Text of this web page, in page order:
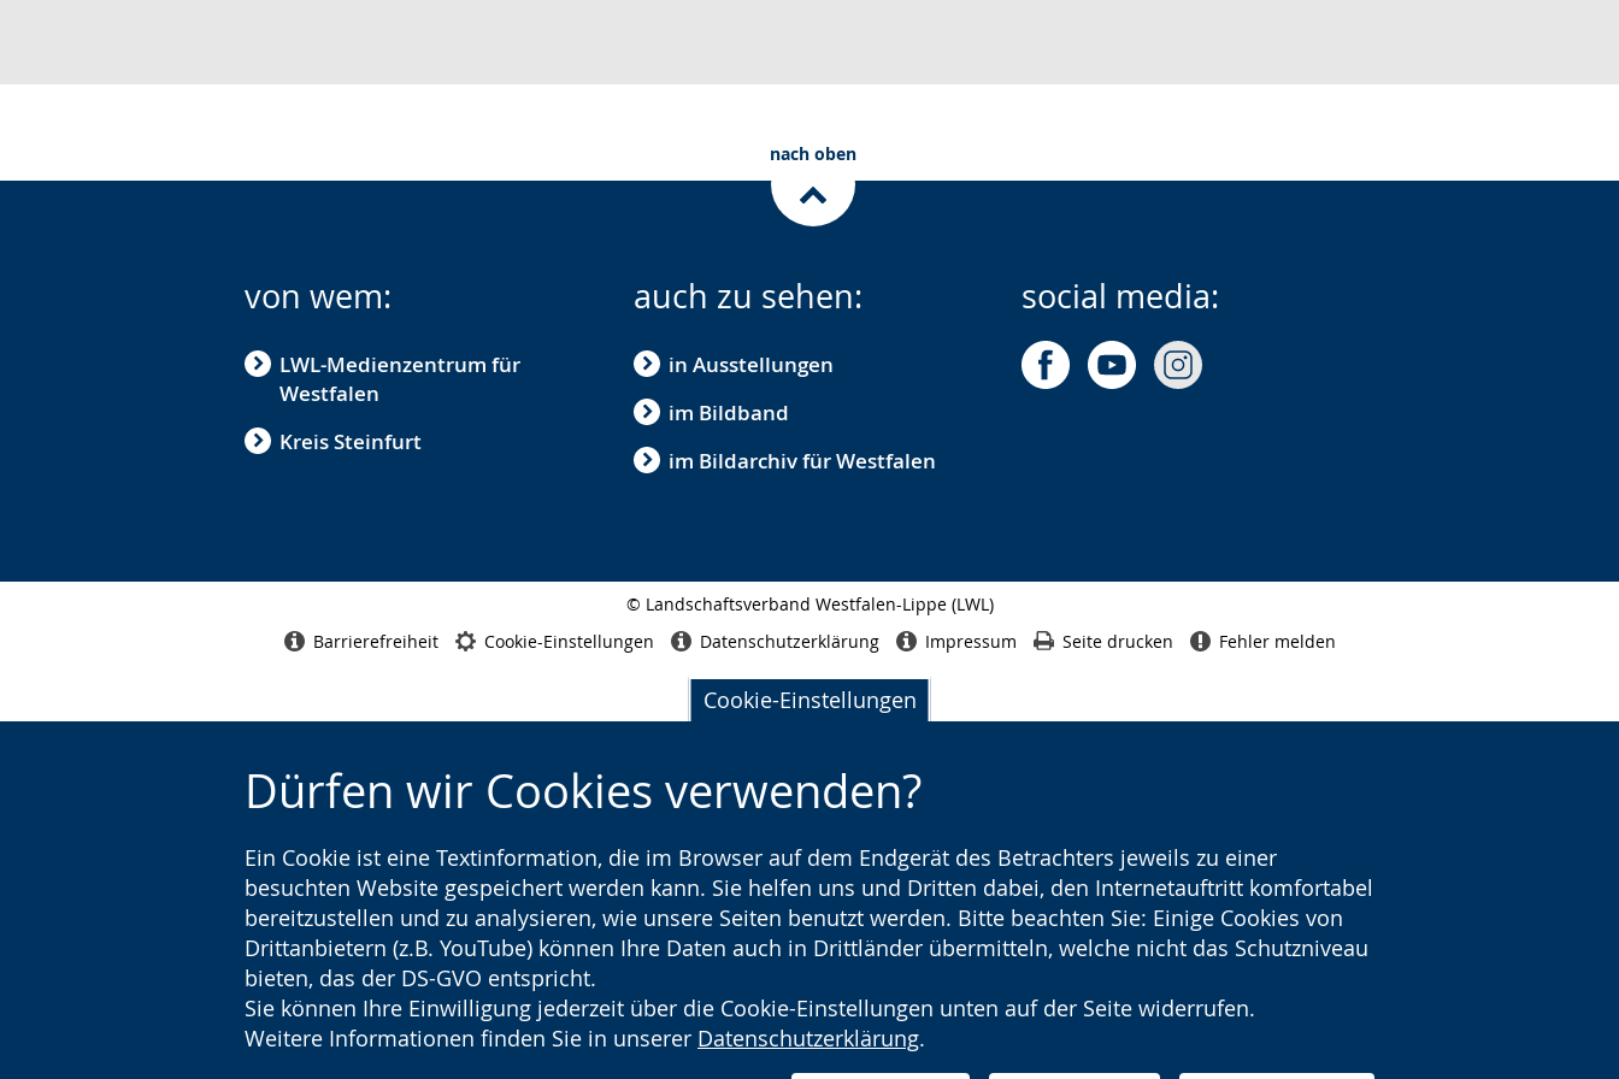
Cookie-Einstellungen
Dürfen wir Cookies verwenden?
Ein Cookie ist eine Textinformation, die im Browser auf dem Endgerät des Betrachters jeweils zu einer
besuchten Website gespeichert werden kann. Sie helfen uns und Dritten dabei, den Internetauftritt komfortabel
bereitzustellen und zu analysieren, wie unsere Seiten benutzt werden. Bitte beachten Sie: Einige Cookies von
Drittanbietern (z.B. YouTube) können Ihre Daten auch in Drittländer übermitteln, welche nicht das Schutzniveau
bieten, das der DS-GVO entspricht.
Sie können Ihre Einwilligung jederzeit über die Cookie-Einstellungen unten auf der Seite widerrufen.
Weitere Informationen finden Sie in unserer Datenschutzerklärung.
nach oben
von wem:
LWL-Medienzentrum für
Westfalen
Kreis Steinfurt
auch zu sehen:
in Ausstellungen
im Bildband
im Bildarchiv für Westfalen
social media:
© Landschaftsverband Westfalen-Lippe (LWL)
Barrierefreiheit Cookie-Einstellungen Datenschutzerklärung Impressum Seite drucken Fehler melden